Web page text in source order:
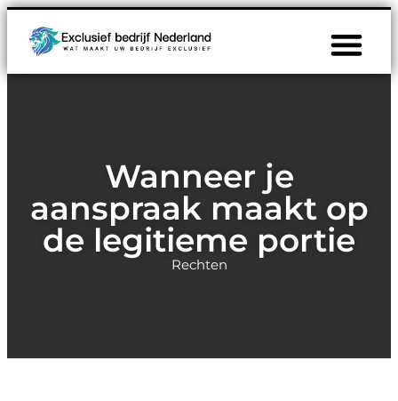
Wanneer je
aanspraak maakt op
de legitieme portie
Rechten